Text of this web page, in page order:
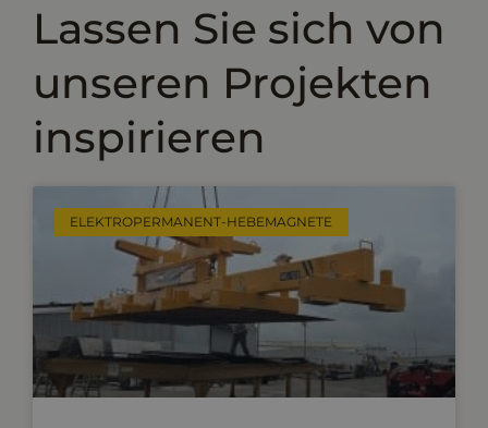
Lassen Sie sich von
unseren Projekten
inspirieren
ELEKTROPERMANENT-HEBEMAGNETE